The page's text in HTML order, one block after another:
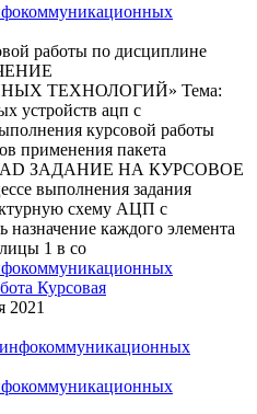
работы по дисциплине
ТЕХНОЛОГИЙ» Тема:
устройств ацп с
курсовой работы
применения пакета
ЗАДАНИЕ НА КУРСОВОЕ
выполнения задания
схему АЦП с
назначение каждого элемента
1 в со
Курсовая
2021